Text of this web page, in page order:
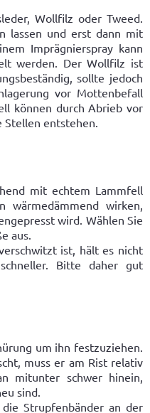
Wollfilz oder Tweed.
lassen und erst dann mit
Imprägnierspray kann
werden. Der Wollfilz ist
sollte jedoch
vor Mottenbefall
können durch Abrieb vor
entstehen.
mit echtem Lammfell
wirken,
wird. Wählen Sie
aus.
ist, hält es nicht
Bitte daher gut
um ihn festzuziehen.
muss er am Rist relativ
mitunter schwer hinein,
sind.
Strupfenbänder an der